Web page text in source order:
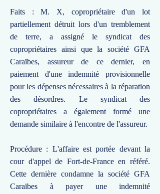
Faits : M. X, copropriétaire d'un lot
partiellement détruit lors d'un tremblement
de terre, a assigné le syndicat des
copropriétaires ainsi que la société GFA
Caraïbes, assureur de ce dernier, en
paiement d'une indemnité provisionnelle
pour les dépenses nécessaires à la réparation
des désordres. Le syndicat des
copropriétaires a également formé une
demande similaire à l'encontre de l'assureur.
Procédure : L'affaire est portée devant la
cour d'appel de Fort-de-France en référé.
Cette dernière condamne la société GFA
Caraïbes à payer une indemnité